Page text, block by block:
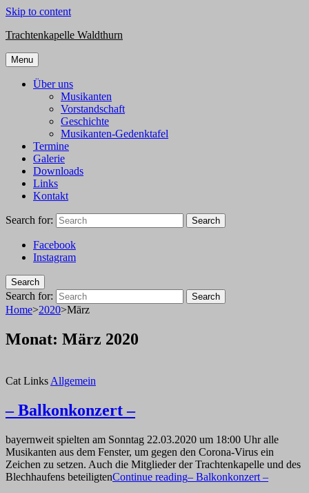
Skip to content
Trachtenkapelle Waldthurn
Menu
Über uns
Musikanten
Vorstandschaft
Geschichte
Musikanten-Gedenktafel
Termine
Galerie
Downloads
Links
Kontakt
Search for: Search
Facebook
Instagram
Search
Search for: Search
Home>2020>März
Monat: März 2020
Cat Links Allgemein
– Balkonkonzert –
bayernweit spielten am Sonntag 22.03.2020 um 18:00 Uhr alle
Musikanten aus dem Fenster, um gegen den Corona-Virus ein
Zeichen zu setzen. Auch die Mitglieder der Trachtenkapelle und des
Blechhaufens beteiligtenContinue reading– Balkonkonzert –